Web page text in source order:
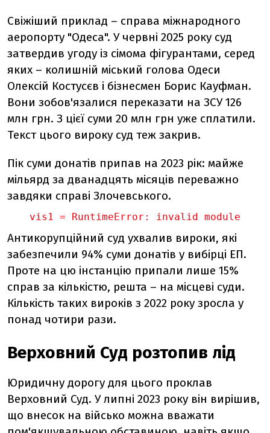
Свіжіший приклад – справа міжнародного
аеропорту "Одеса". У червні 2025 року суд
затвердив угоду із сімома фігурантами, серед
яких – колишній міський голова Одеси
Олексій Костусєв і бізнесмен Борис Кауфман.
Вони зобов'язалися переказати на ЗСУ 126
млн грн. З цієї суми 20 млн грн уже сплатили.
Текст цього вироку суд теж закрив.
Пік суми донатів припав на 2023 рік: майже
мільярд за дванадцять місяців переважно
завдяки справі Злочевського.
vis1 = RuntimeError: invalid module
Антикорупційний суд ухвалив вироки, які
забезпечили 94% суми донатів у вибірці ЕП.
Проте на цю інстанцію припали лише 15%
справ за кількістю, решта – на місцеві суди.
Кількість таких вироків з 2022 року зросла у
понад чотири рази.
Верховний Суд розтопив лід
Юридичну дорогу для цього проклав
Верховний Суд. У липні 2023 року він вирішив,
що внесок на військо можна вважати